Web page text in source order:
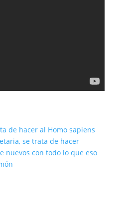
de hacer al Homo sapiens
se trata de hacer
nuevos con todo lo que eso